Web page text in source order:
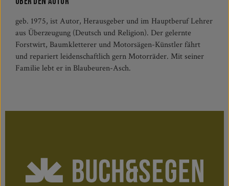
geb. 1975, ist Autor, Herausgeber und im Hauptberuf Lehrer
aus Überzeugung (Deutsch und Religion). Der gelernte
Forstwirt, Baumkletterer und Motorsägen-Künstler fährt
und repariert leidenschaftlich gern Motorräder. Mit seiner
Familie lebt er in Blaubeuren-Asch.